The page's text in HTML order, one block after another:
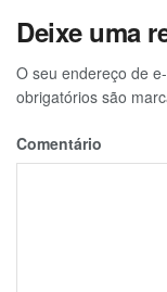
Deixe uma
O seu endereço de
obrigatórios são
Comentário